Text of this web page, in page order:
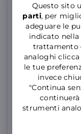
Questo sito
parti, per
adeguare le
indicato nella
trattamento
analoghi clicca
le tue
invece
"Continua
strumenti
GIGA e
200 GIGA
Minuti
25 GIGA
Consulta lenote
10,99€